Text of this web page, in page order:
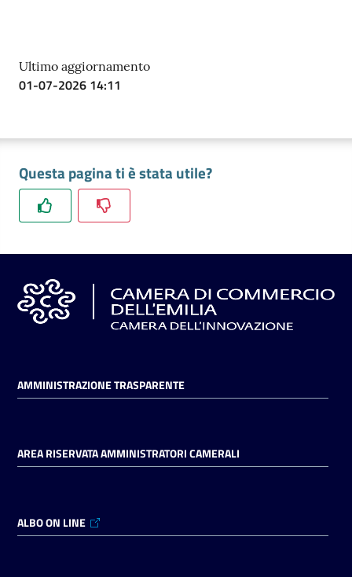
Ultimo aggiornamento
01-07-2026 14:11
Questa pagina ti è stata utile?
AMMINISTRAZIONE TRASPARENTE
AREA RISERVATA AMMINISTRATORI CAMERALI
ALBO ON LINE